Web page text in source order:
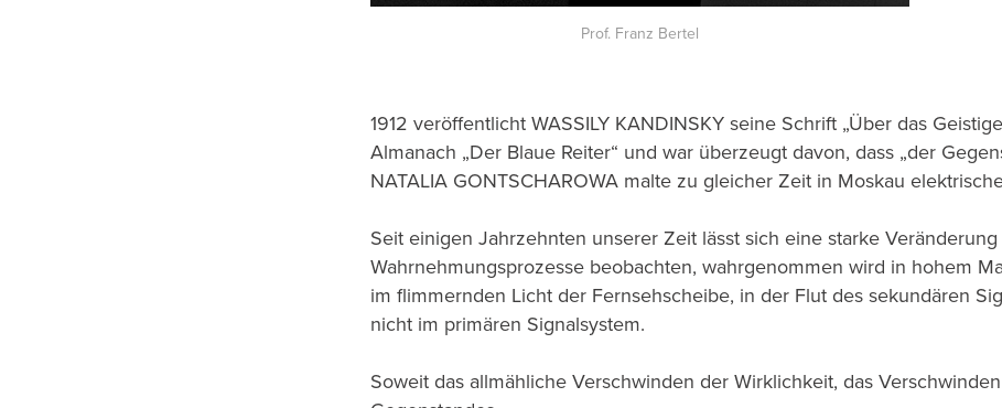
Prof. Franz Bertel
1912 veröffentlicht WASSILY KANDINSKY seine Schrift „Über das
Almanach „Der Blaue Reiter“ und war überzeugt davon, dass „der
NATALIA GONTSCHAROWA malte zu gleicher Zeit in Moskau
Seit einigen Jahrzehnten unserer Zeit lässt sich eine starke
Wahrnehmungsprozesse beobachten, wahrgenommen wird in hohem
im flimmernden Licht der Fernsehscheibe, in der Flut des sekundären
nicht im primären Signalsystem.
Soweit das allmähliche Verschwinden der Wirklichkeit, das